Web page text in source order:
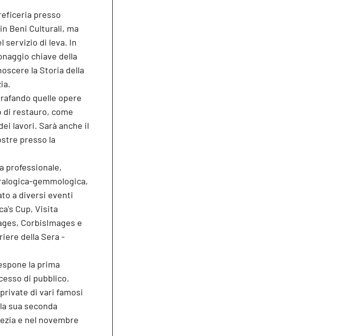
presso
Beni Culturali, ma
servizio di leva. In
chiave della
la Storia della
quelle opere
di restauro, come
lavori. Sarà anche il
presso la
professionale,
gemmologica,
a diversi eventi
Cup, Visita
CorbisImages e
della Sera -
la prima
di pubblico.
di vari famosi
sua seconda
e nel novembre